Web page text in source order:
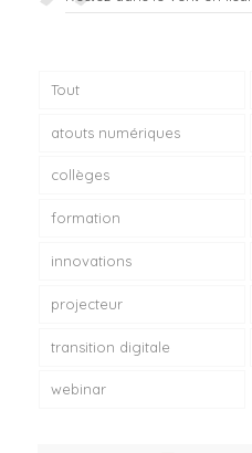
Tout
atouts numériques
collèges
formation
innovations
projecteur
transition digitale
webinar